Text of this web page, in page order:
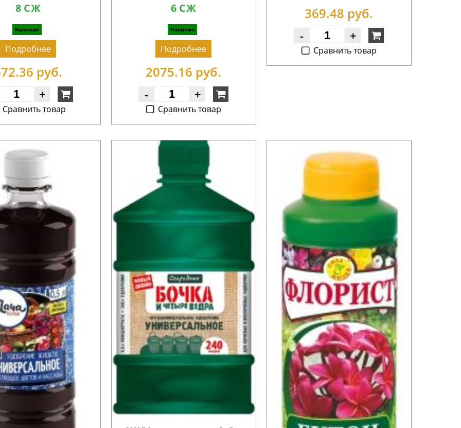
8 СЖ
Наличие
Подробнее
руб.
+
Cравнить товар
6 СЖ
Наличие
Подробнее
2075.16 руб.
- +
Cравнить товар
369.48 руб.
- +
Cравнить товар